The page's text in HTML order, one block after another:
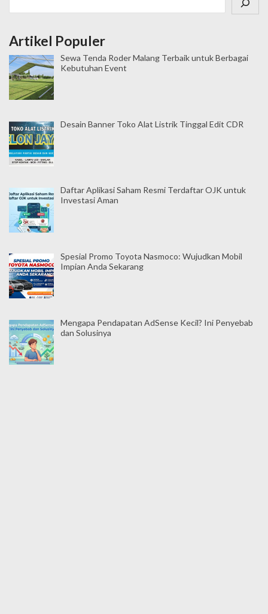
Artikel Populer
Sewa Tenda Roder Malang Terbaik untuk Berbagai
Kebutuhan Event
Desain Banner Toko Alat Listrik Tinggal Edit CDR
Daftar Aplikasi Saham Resmi Terdaftar OJK untuk
Investasi Aman
Spesial Promo Toyota Nasmoco: Wujudkan Mobil
Impian Anda Sekarang
Mengapa Pendapatan AdSense Kecil? Ini Penyebab
dan Solusinya